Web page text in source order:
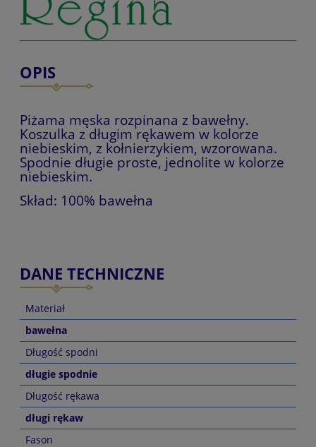
OPIS
Piżama męska rozpinana z bawełny.
Koszulka z długim rękawem w kolorze
niebieskim, z kołnierzykiem, wzorowana.
Spodnie długie proste, jednolite w kolorze
niebieskim.
Skład: 100% bawełna
DANE TECHNICZNE
Materiał
bawełna
Długość spodni
długie spodnie
Długość rękawa
długi rękaw
Fason